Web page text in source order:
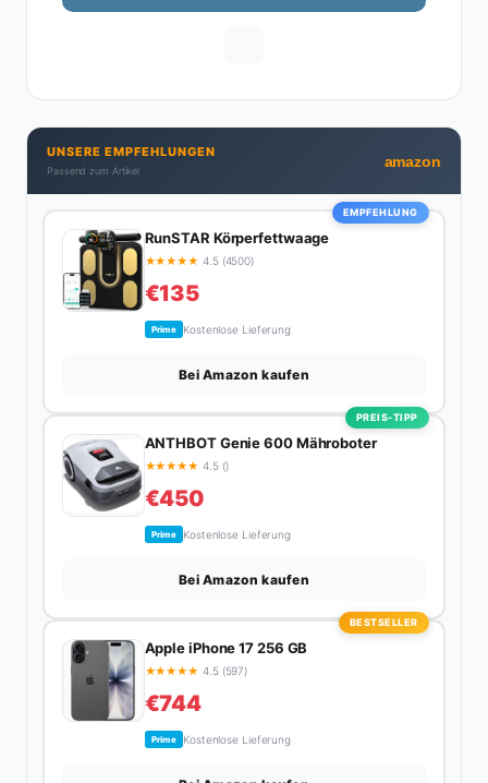
Tipps zum Umsetzen. Von ETF-Strategien über
Privatleben unter einen Hut bekommt. Privat ist sie
bekennende Kaffee-Süchtige (3+ Tassen am Tag,
Minimum), Podcast-Hörerin und verbringt ihre
Wochenenden am liebsten in der Natur oder auf dem
UNSERE EMPFEHLUNGEN
Passend zum Artikel
amazon
EMPFEHLUNG
RunSTAR Körperfettwaage
★★★★★ 4.5 (4500)
€135
Prime Kostenlose Lieferung
Bei Amazon kaufen
PREIS-TIPP
ANTHBOT Genie 600 Mähroboter
★★★★★ 4.5 ()
€450
Prime Kostenlose Lieferung
Bei Amazon kaufen
BESTSELLER
Apple iPhone 17 256 GB
★★★★★ 4.5 (597)
€744
Prime Kostenlose Lieferung